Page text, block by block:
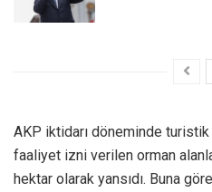
AKP iktidarı döneminde turistik
faaliyet izni verilen orman
hektar olarak yansıdı. Buna